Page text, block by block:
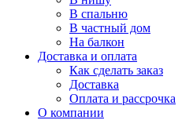
В спальню
В частный дом
На балкон
Доставка и оплата
Как сделать заказ
Доставка
Оплата и рассрочка
О компании